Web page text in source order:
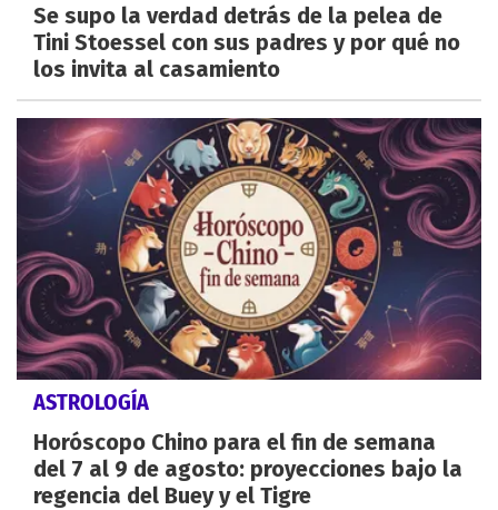
Se supo la verdad detrás de la pelea de
Tini Stoessel con sus padres y por qué no
los invita al casamiento
ASTROLOGÍA
Horóscopo Chino para el fin de semana
del 7 al 9 de agosto: proyecciones bajo la
regencia del Buey y el Tigre